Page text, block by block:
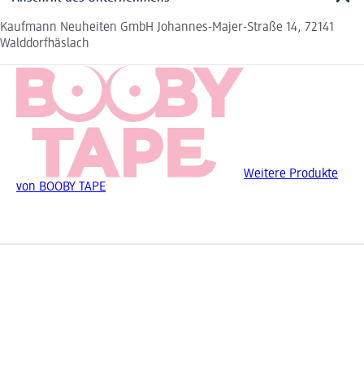
Kaufmann Neuheiten GmbH Johannes-Majer-Straße 14, 72141
Walddorfhäslach
Weitere Produkte
von BOOBY TAPE